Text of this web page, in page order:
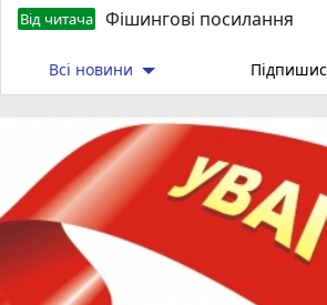
Від читача Фішингові посилання
Всі новини